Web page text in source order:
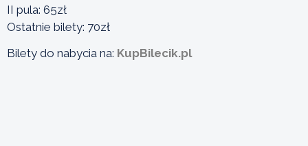
II pula: 65zł
Ostatnie bilety: 70zł
Bilety do nabycia na: KupBilecik.pl